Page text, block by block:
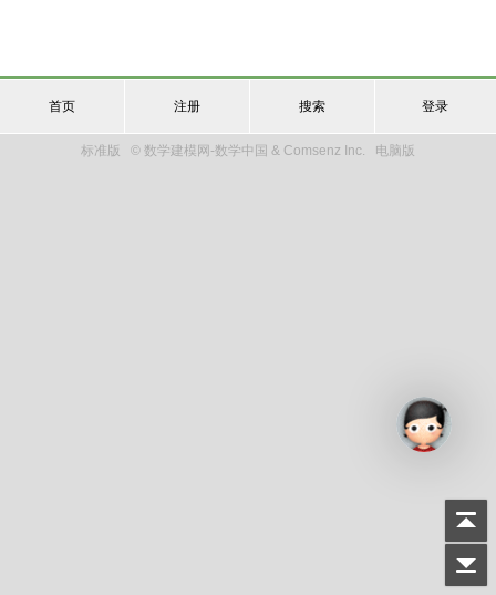
首页 注册 搜索 登录
标准版 © 数学建模网-数学中国 & Comsenz Inc. 电脑版